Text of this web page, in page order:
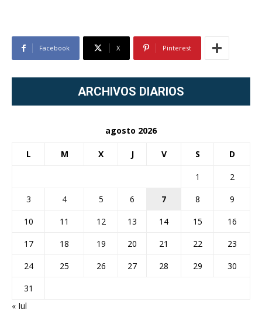
Facebook X Pinterest
ARCHIVOS DIARIOS
agosto 2026
L M X J V S D
1
2
3
4 5 6 7 8
9
10
11 12 13 14 15
16
17
18 19 20 21 22
23
24
25 26 27 28 29
30
31
« Jul